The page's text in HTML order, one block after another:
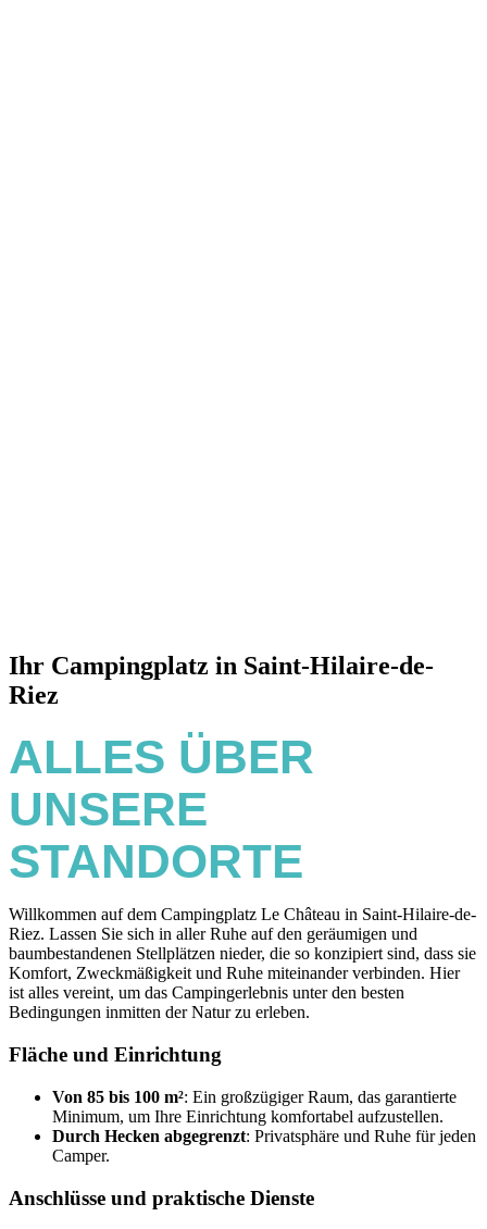
Ihr Campingplatz in Saint-Hilaire-de-
Riez
ALLES ÜBER
UNSERE
STANDORTE
Willkommen auf dem Campingplatz Le Château in Saint-Hilaire-de-
Riez. Lassen Sie sich in aller Ruhe auf den geräumigen und
baumbestandenen Stellplätzen nieder, die so konzipiert sind, dass sie
Komfort, Zweckmäßigkeit und Ruhe miteinander verbinden. Hier
ist alles vereint, um das Campingerlebnis unter den besten
Bedingungen inmitten der Natur zu erleben.
Fläche und Einrichtung
Von 85 bis 100 m²: Ein großzügiger Raum, das garantierte
Minimum, um Ihre Einrichtung komfortabel aufzustellen.
Durch Hecken abgegrenzt: Privatsphäre und Ruhe für jeden
Camper.
Anschlüsse und praktische Dienste